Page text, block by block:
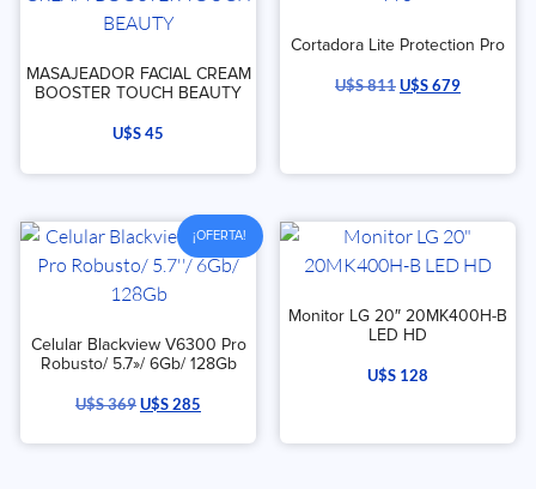
MASAJEADOR FACIAL CREAM
BOOSTER TOUCH BEAUTY
U$S45
Cortadora Lite Protection Pro
U$S811U$S679
¡OFERTA!
Celular Blackview V6300 Pro
Robusto/ 5.7»/ 6Gb/ 128Gb
U$S369U$S285
Monitor LG 20″ 20MK400H-B
LED HD
U$S 128